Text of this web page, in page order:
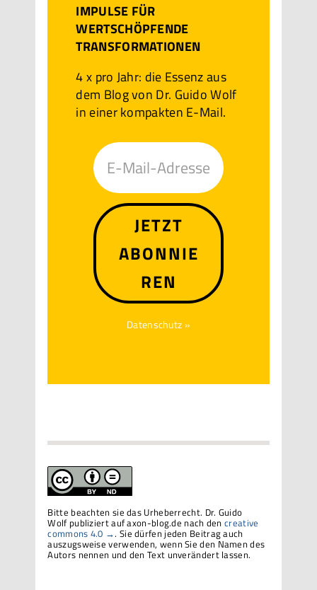
IMPULSE FÜR
WERTSCHÖPFENDE
TRANSFORMATIONEN
4 x pro Jahr: die Essenz aus
dem Blog von Dr. Guido Wolf
in einer kompakten E-Mail.
JETZT
ABONNIE
REN
Datenschutz »
Bitte beachten sie das Urheberrecht. Dr. Guido
Wolf publiziert auf axon-blog.de nach dencreative
commons 4.0 →. Sie dürfen jeden Beitrag auch
auszugsweise verwenden, wenn Sie den Namen des
Autors nennen und den Text unverändert lassen.